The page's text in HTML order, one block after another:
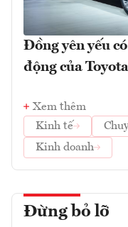
Đồng yên yếu
động của
Xem thêm
Kinh tế
Kinh doanh
Đừng bỏ lỡ